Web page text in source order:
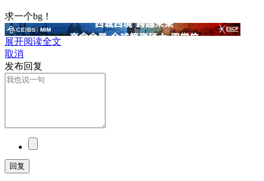
求一个bg！
展开阅读全文
取消
发布回复
回复